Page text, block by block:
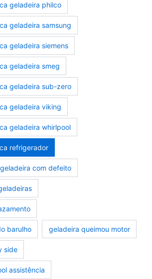
geladeira philco
geladeira samsung
geladeira siemens
geladeira smeg
geladeira sub-zero
geladeira viking
geladeira whirlpool
refrigerador
com defeito
barulho geladeira queimou motor
side
assistência